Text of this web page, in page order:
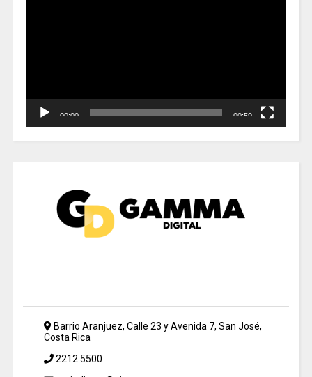
00:00 00:59
Barrio Aranjuez, Calle 23 y Avenida 7, San José,
Costa Rica
2212 5500